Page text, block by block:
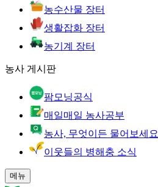
농수산물 장터
생활잡화 장터
농기계 장터
농사 게시판
팜모닝공식
매일매일 농사공부
농사, 무엇이든 물어보세요
이웃들의 병해충 소식
메뉴